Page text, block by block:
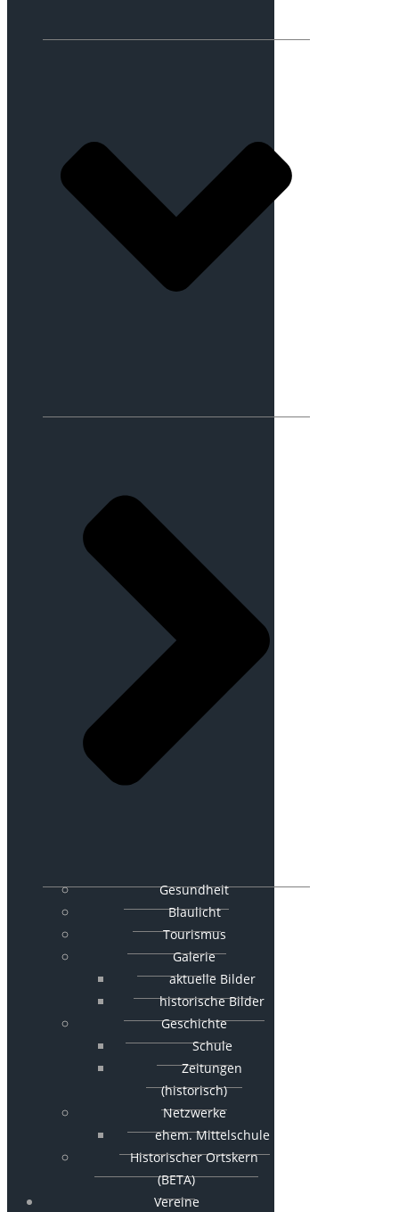
Gesundheit
Blaulicht
Tourismus
Galerie
aktuelle Bilder
historische Bilder
Geschichte
Schule
Zeitungen
(historisch)
Netzwerke
ehem. Mittelschule
Historischer Ortskern
(BETA)
Vereine